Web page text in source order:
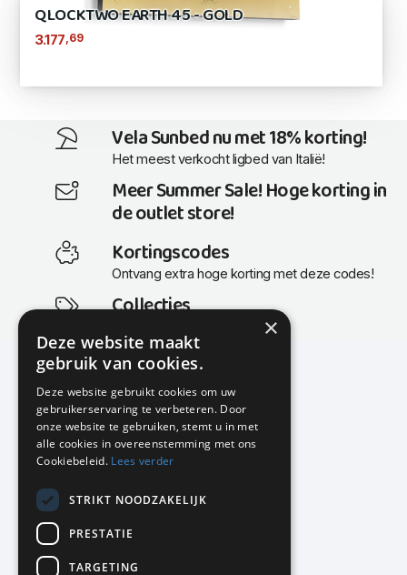
QLOCKTWO EARTH 45 - GOLD
3.177,69
Vela Sunbed nu met 18% korting!
Het meest verkocht ligbed van Italië!
Meer Summer Sale! Hoge korting in
de outlet store!
Kortingscodes
Ontvang extra hoge korting met deze codes!
Collecties
Actuele en populaire collecties
KMP Kantoormeubilair
Airport Business Park
Frankfurtstraat 29-31
1175 RH Lijnden
020-617 01 26
info@kmpkantoormeubilair.nl
Facebook
×
Deze website maakt
gebruik van cookies.
Deze website gebruikt cookies om uw
gebruikerservaring te verbeteren. Door
onze website te gebruiken, stemt u in met
alle cookies in overeenstemming met ons
Cookiebeleid. Lees verder
STRIKT NOODZAKELIJK
PRESTATIE
TARGETING